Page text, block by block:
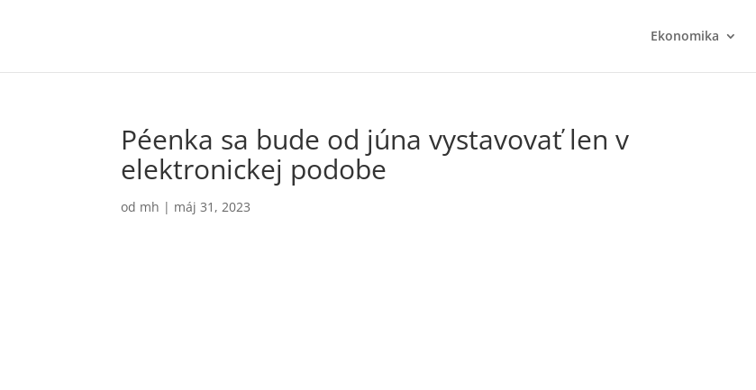
Ekonomika
Péenka sa bude od júna vystavovať len v
elektronickej podobe
od mh | máj 31, 2023